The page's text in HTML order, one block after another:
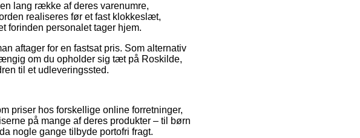
lang række af deres varenumre,
realiseres før et fast klokkeslæt,
forinden personalet tager hjem.
aftager for en fastsat pris. Som alternativ
om du opholder sig tæt på Roskilde,
til et udleveringssted.
priser hos forskellige online forretninger,
på mange af deres produkter – til børn
nogle gange tilbyde portofri fragt.